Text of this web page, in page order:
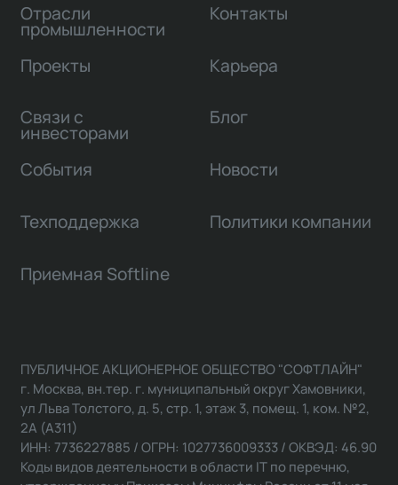
Отрасли
промышленности
Проекты
Связи с
инвесторами
Контакты
Карьера
Блог
События Новости
Техподдержка Политики компании
Приемная Softline
ПУБЛИЧНОЕ АКЦИОНЕРНОЕ ОБЩЕСТВО "СОФТЛАЙН"
г. Москва, вн.тер. г. муниципальный округ Хамовники,
ул Льва Толстого, д. 5, стр. 1, этаж 3, помещ. 1, ком. №2,
2А (А311)
ИНН: 7736227885 / ОГРН: 1027736009333 / ОКВЭД: 46.90
Коды видов деятельности в области IT по перечню,